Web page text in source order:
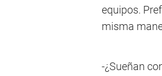
equipos.
misma
-¿Sueñan